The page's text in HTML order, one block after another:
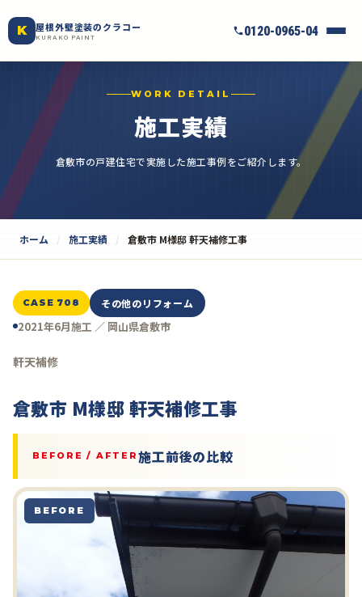
K 屋根外壁塗装のクラコー
KURAKO PAINT 0120-0965-04
WORK DETAIL
施工実績
倉敷市の戸建住宅で実施した施工事例をご紹介します。
ホーム 施工実績 倉敷市 M様邸 軒天補修工事
CASE 708 その他のリフォーム
2021年6月施工 ／ 岡山県倉敷市
軒天補修
倉敷市 M様邸 軒天補修工事
BEFORE / AFTER 施工前後の比較
BEFORE